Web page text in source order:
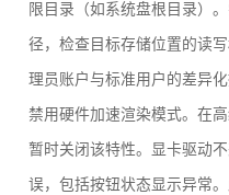
限目录（如系统盘根目录）
径，检查目标存储位置的读
理员账户与标准用户的差异化
禁用硬件加速渲染模式。在
暂时关闭该特性。显卡驱动
误，包括按钮状态显示异常